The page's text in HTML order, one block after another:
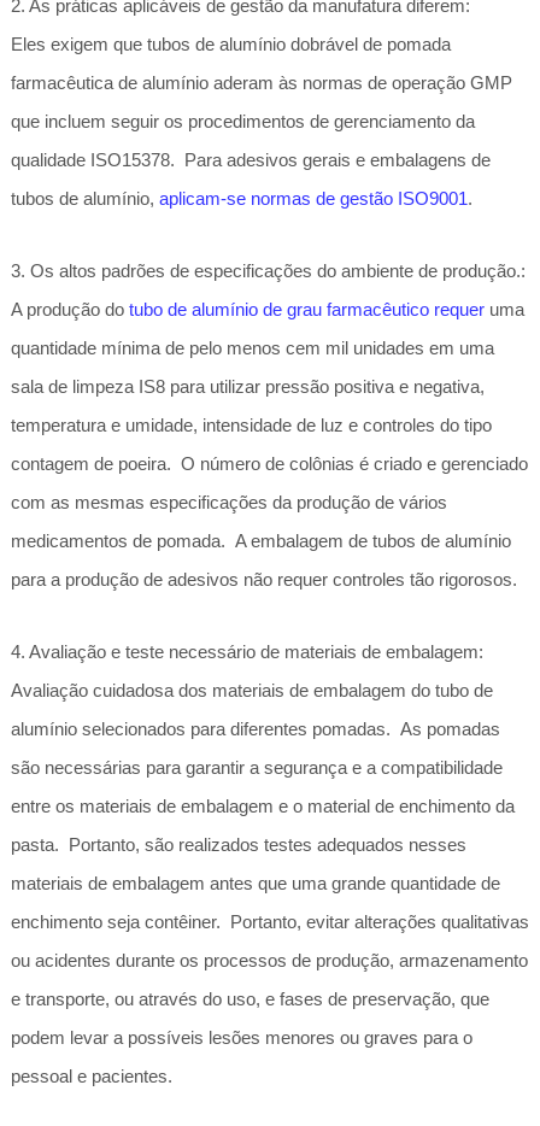
2. As práticas aplicáveis de gestão da manufatura diferem:
Eles exigem que tubos de alumínio dobrável de pomada
farmacêutica de alumínio aderam às normas de operação GMP
que incluem seguir os procedimentos de gerenciamento da
qualidade ISO15378. Para adesivos gerais e embalagens de
tubos de alumínio, aplicam-se normas de gestão ISO9001.
3. Os altos padrões de especificações do ambiente de produção.:
A produção do tubo de alumínio de grau farmacêutico requeruma
quantidade mínima de pelo menos cem mil unidades em uma
sala de limpeza IS8 para utilizar pressão positiva e negativa,
temperatura e umidade, intensidade de luz e controles do tipo
contagem de poeira. O número de colônias é criado e gerenciado
com as mesmas especificações da produção de vários
medicamentos de pomada. A embalagem de tubos de alumínio
para a produção de adesivos não requer controles tão rigorosos.
4. Avaliação e teste necessário de materiais de embalagem:
Avaliação cuidadosa dos materiais de embalagem do tubo de
alumínio selecionados para diferentes pomadas. As pomadas
são necessárias para garantir a segurança e a compatibilidade
entre os materiais de embalagem e o material de enchimento da
pasta. Portanto, são realizados testes adequados nesses
materiais de embalagem antes que uma grande quantidade de
enchimento seja contêiner. Portanto, evitar alterações qualitativas
ou acidentes durante os processos de produção, armazenamento
e transporte, ou através do uso, e fases de preservação, que
podem levar a possíveis lesões menores ou graves para o
pessoal e pacientes.